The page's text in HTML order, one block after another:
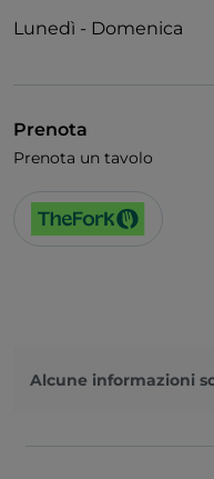
Lunedì - Domenica
Prenota
Prenota un tavolo
Alcune informazioni